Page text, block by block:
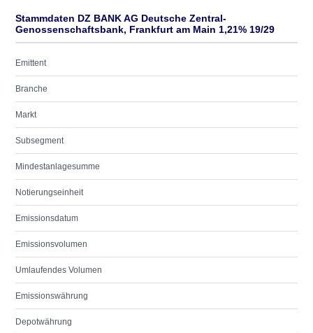
Stammdaten DZ BANK AG Deutsche Zentral-
Genossenschaftsbank, Frankfurt am Main 1,21% 19/29
Emittent
Branche
Markt
Subsegment
Mindestanlagesumme
Notierungseinheit
Emissionsdatum
Emissionsvolumen
Umlaufendes Volumen
Emissionswährung
Depotwährung